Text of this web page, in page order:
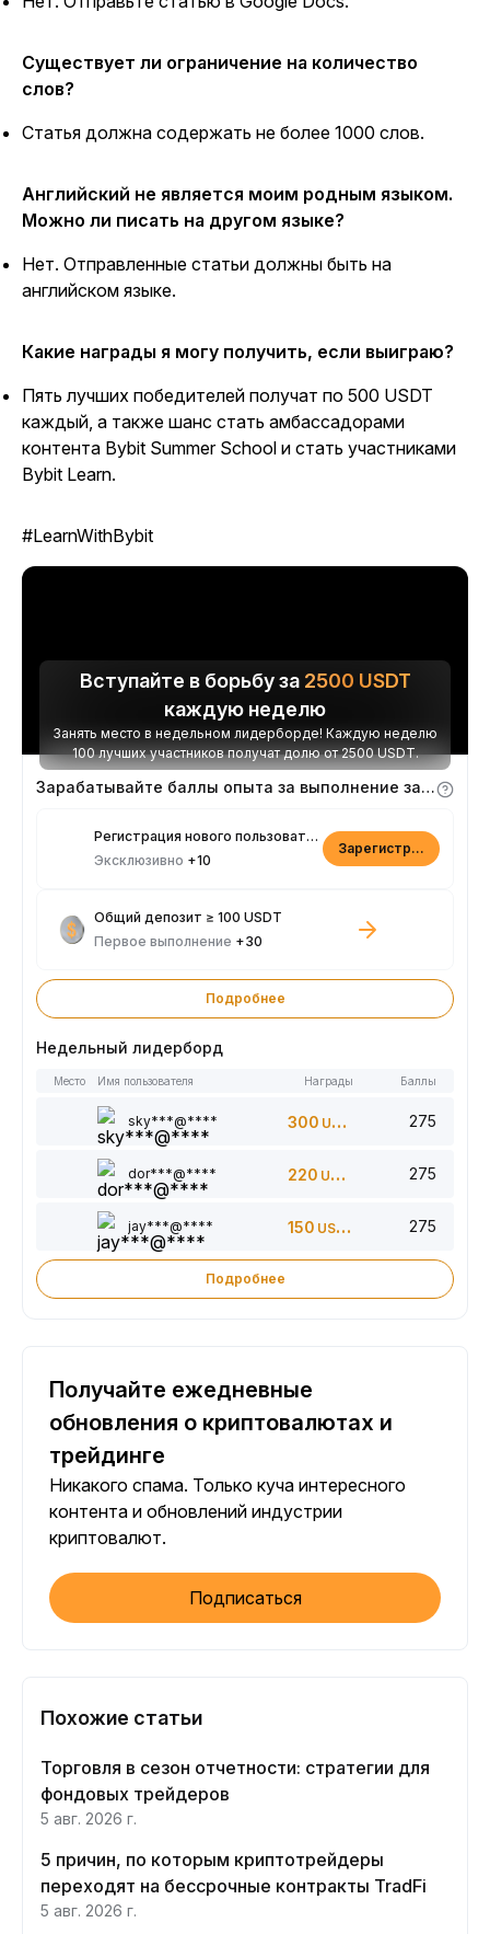
Существует ли ограничение на количество
слов?
Статья должна содержать не более 1000 слов.
Английский не является моим родным языком.
Можно ли писать на другом языке?
Нет. Отправленные статьи должны быть на
английском языке.
Какие награды я могу получить, если выиграю?
Пять лучших победителей получат по 500 USDT
каждый, а также шанс стать амбассадорами
контента Bybit Summer School и стать участниками
Bybit Learn.
#LearnWithBybit
Вступайте в борьбу за 2500 USDT
каждую неделю
Занять место в недельном лидерборде! Каждую неделю
100 лучших участников получат долю от 2500 USDT.
Зарабатывайте баллы опыта за выполнение заданий
Регистрация нового пользователя
Эксклюзивно +10
Зарегистрироваться
Общий депозит ≥ 100 USDT
Первое выполнение +30
Подробнее
Недельный лидерборд
Место Имя пользователя Награды Баллы
sky***@**** 300 USDT 275
dor***@**** 220 USDT 275
jay***@**** 150 USDT 275
Подробнее
Получайте ежедневные
обновления о криптовалютах и
трейдинге
Никакого спама. Только куча интересного
контента и обновлений индустрии
криптовалют.
Подписаться
Похожие статьи
Торговля в сезон отчетности: стратегии для
фондовых трейдеров
5 авг. 2026 г.
5 причин, по которым криптотрейдеры
переходят на бессрочные контракты TradFi
5 авг. 2026 г.